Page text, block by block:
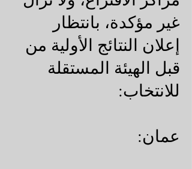
غير مؤكدة، بانتظار
إعلان النتائج الأولية من
قبل الهيئة المستقلة
للانتخاب:
عمان: